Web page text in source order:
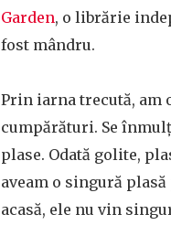
Garden, o librărie
fost mândru.
Prin iarna trecută, am
cumpărături. Se
plase. Odată golite,
aveam o singură
acasă, ele nu vin